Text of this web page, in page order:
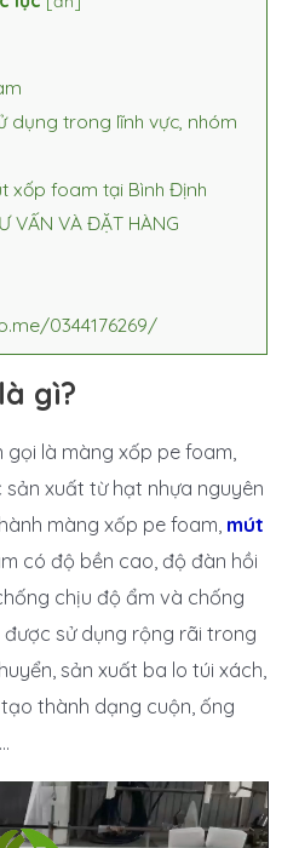
dụng trong lĩnh vực, nhóm
xốp foam tại Bình Định
VẤN VÀ ĐẶT HÀNG
0344176269/
là gì?
gọi là màng xốp pe foam,
xuất từ hạt nhựa nguyên
màng xốp pe foam, mút
có độ bền cao, độ đàn hồi
chịu độ ẩm và chống
sử dụng rộng rãi trong
sản xuất ba lo túi xách,
thành dạng cuộn, ống